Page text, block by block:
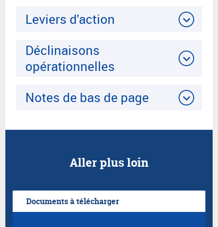
Leviers d'action
Déclinaisons
opérationnelles
Notes de bas de page
Aller plus loin
Documents à télécharger